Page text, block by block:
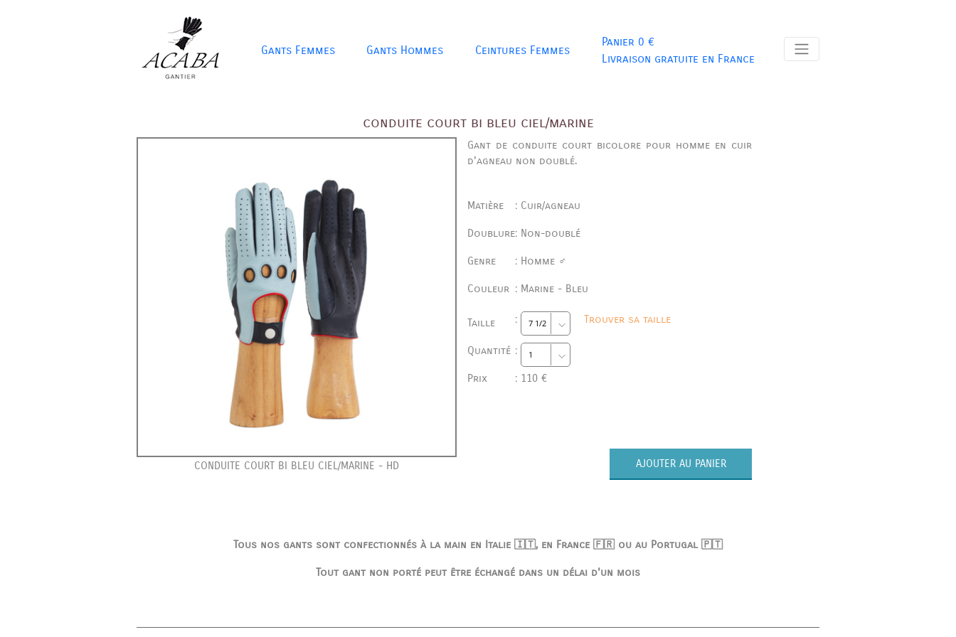
Gants Femmes Gants Hommes Ceintures Femmes
Panier 0 €
Livraison gratuite en France
conduite court bi bleu ciel/marine
CONDUITE COURT BI BLEU CIEL/MARINE - HD
Gant de conduite court bicolore pour homme en cuir
d'agneau non doublé.
Matière : Cuir/agneau
Doublure: Non-doublé
Genre : Homme ♂
Couleur : Marine - Bleu
Taille : Trouver sa taille
Quantité :
Prix : 110 €
AJOUTER AU PANIER
Tous nos gants sont confectionnés à la main en Italie 🇮🇹, en France 🇫🇷 ou au Portugal 🇵🇹
Tout gant non porté peut être échangé dans un délai d'un mois